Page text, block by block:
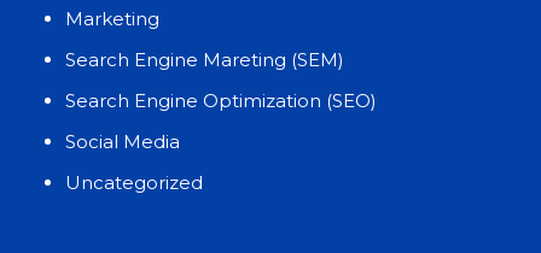
Marketing
Search Engine Mareting (SEM)
Search Engine Optimization (SEO)
Social Media
Uncategorized